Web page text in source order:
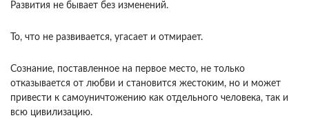
Развития не бывает без изменений.
То, что не развивается, угасает и отмирает.
Сознание, поставленное на первое место, не только
отказывается от любви и становится жестоким, но и может
привести к самоуничтожению как отдельного человека, так и
всю цивилизацию.